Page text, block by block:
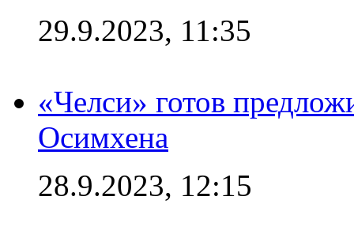
29.9.2023, 11:35
«Челси» готов
Осимхена
28.9.2023, 12:15